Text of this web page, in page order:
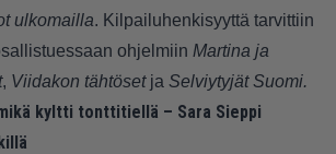
ulkomailla. Kilpailuhenkisyyttä tarvittiin
ohjelmiin Martina ja
, Viidakon tähtösetja Selviytyjät Suomi.
kyltti tonttitiellä – Sara Sieppi